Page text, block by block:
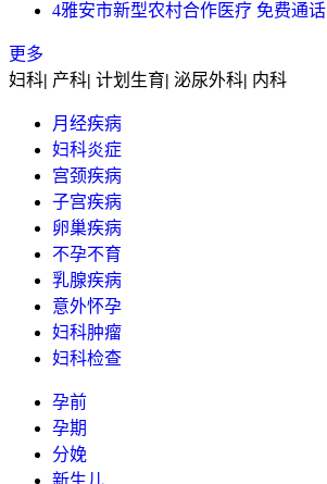
4雅安市新型农村合作医疗 免费通话
更多
妇科| 产科| 计划生育| 泌尿外科| 内科
月经疾病
妇科炎症
宫颈疾病
子宫疾病
卵巢疾病
不孕不育
乳腺疾病
意外怀孕
妇科肿瘤
妇科检查
孕前
孕期
分娩